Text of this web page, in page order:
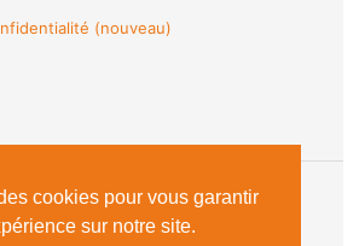
(nouveau)
cookies pour vous garantir
sur notre site.